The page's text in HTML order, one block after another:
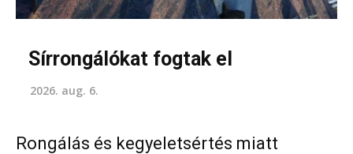
Sírrongálókat fogtak el
2026. aug. 6.
Rongálás és kegyeletsértés miatt